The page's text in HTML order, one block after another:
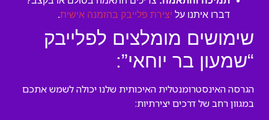
דברו איתנו על יצירת פלייבק בהזמנה אישית.
שימושים מומלצים לפלייבק
“שמעון בר יוחאי”:
הגרסה האינסטרומנטלית האיכותית שלנו יכולה לשמש אתכם
במגוון רחב של דרכים יצירתיות: